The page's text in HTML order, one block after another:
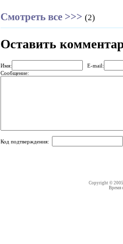
Смотреть все >>> (2)
Оставить
Имя:
E-mail:
Сообщение:
Код подтверждения:
Copyright ©
Время